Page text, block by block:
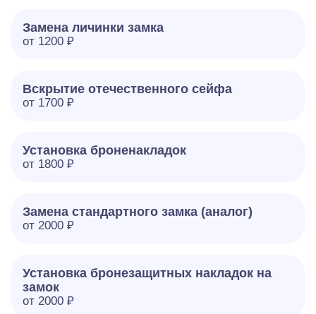
Замена личинки замка
от 1200 ₽
Вскрытие отечественного сейфа
от 1700 ₽
Установка броненакладок
от 1800 ₽
Замена стандартного замка (аналог)
от 2000 ₽
Установка бронезащитных накладок на
замок
от 2000 ₽